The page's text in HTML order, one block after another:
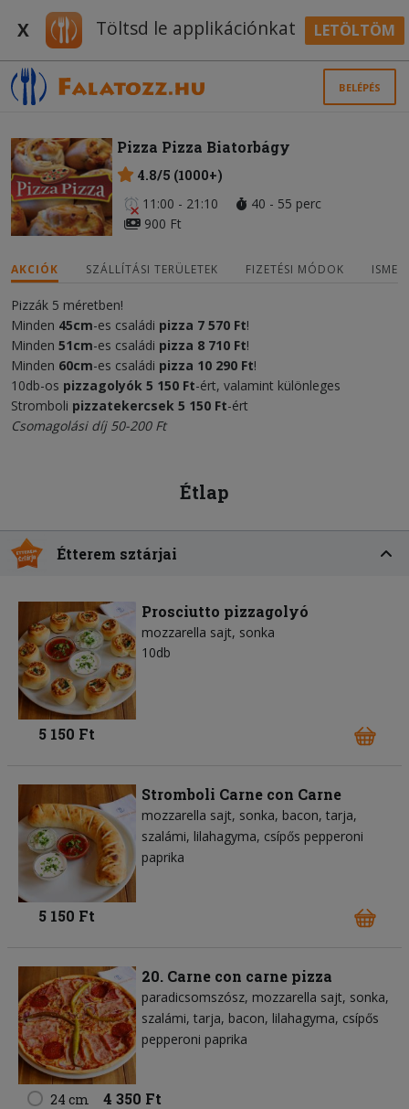
X Töltsd le applikációnkat LETÖLTÖM
BELÉPÉS
Pizza Pizza Biatorbágy
4.8/5 (1000+)
11:00 - 21:10
40 - 55 perc
900 Ft
AKCIÓK SZÁLLÍTÁSI TERÜLETEK FIZETÉSI MÓDOK
Pizzák 5 méretben!
Minden 45cm-es családi pizza 7 570 Ft!
Minden 51cm-es családi pizza 8 710 Ft!
Minden 60cm-es családi pizza 10 290 Ft!
10db-os pizzagolyók 5 150 Ft-ért, valamint különleges
Stromboli pizzatekercsek 5 150 Ft-ért
Csomagolási díj 50-200 Ft
Étlap
Étterem sztárjai
Prosciutto pizzagolyó
mozzarella sajt sonka
10db
5 150 Ft
Stromboli Carne con Carne
mozzarella sajt sonka bacon tarja
szalámi lilahagyma csípős pepperoni
paprika
5 150 Ft
20. Carne con carne pizza
paradicsomszósz mozzarella sajt sonka
szalámi tarja bacon lilahagyma csípős
pepperoni paprika
24 cm 4 350 Ft